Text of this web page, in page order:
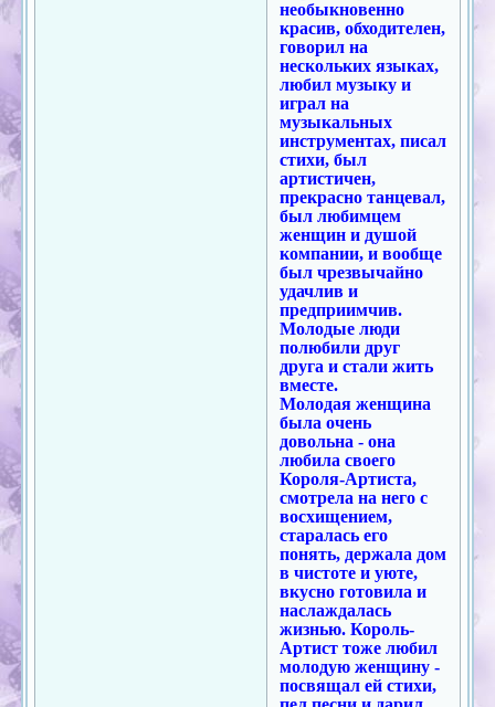
необыкновенно
красив, обходителен,
говорил на
нескольких языках,
любил музыку и
играл на
музыкальных
инструментах, писал
стихи, был
артистичен,
прекрасно танцевал,
был любимцем
женщин и душой
компании, и вообще
был чрезвычайно
удачлив и
предприимчив.
Молодые люди
полюбили друг
друга и стали жить
вместе.
Молодая женщина
была очень
довольна - она
любила своего
Короля-Артиста,
смотрела на него с
восхищением,
старалась его
понять, держала дом
в чистоте и уюте,
вкусно готовила и
наслаждалась
жизнью. Король-
Артист тоже любил
молодую женщину -
посвящал ей стихи,